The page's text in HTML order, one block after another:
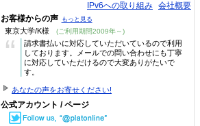
IPv6への取り組み 会社概要
お客様からの声 もっと見る
東京大学/K様 (ご利用期間2009年～)
“
請求書払いに対応していただいているので利用
しております。メールでの問い合わせにも丁寧
に対応していただけるので大変ありがたいで
す。
あなたの声をお寄せください!
公式アカウント / ページ